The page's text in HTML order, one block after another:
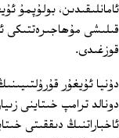
ئامانلىقىدىن، بولۇپمۇ
قىلىشى مۇھاجىرەتتىكى
قوزغىدى.
دۇنيا ئۇيغۇر
دونالد ترامپ خىتاينى
ئاخباراتنىڭ دىققىتى